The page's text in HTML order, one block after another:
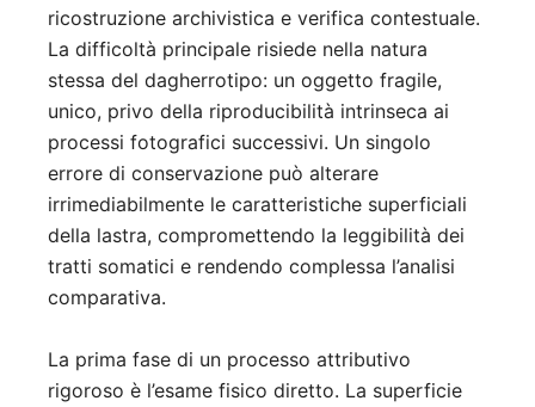
ricostruzione archivistica e verifica contestuale.
La difficoltà principale risiede nella natura
stessa del dagherrotipo: un oggetto fragile,
unico, privo della riproducibilità intrinseca ai
processi fotografici successivi. Un singolo
errore di conservazione può alterare
irrimediabilmente le caratteristiche superficiali
della lastra, compromettendo la leggibilità dei
tratti somatici e rendendo complessa l’analisi
comparativa.
La prima fase di un processo attributivo
rigoroso è l’esame fisico diretto. La superficie